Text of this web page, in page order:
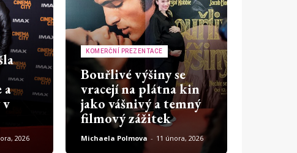
a
2026
KOMERČNÍ PREZENTACE
Bouřlivé výšiny se
vracejí na plátna kin
jako vášnivý a temný
filmový zážitek
Michaela Polmova - 11 února, 2026